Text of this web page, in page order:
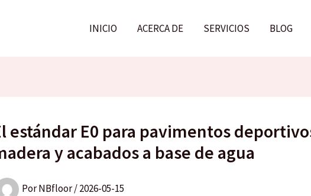
INICIO ACERCA DE SERVICIOS BLOG
estándar E0 para pavimentos
y acabados a base de agua
PorNBfloor/2026-05-15